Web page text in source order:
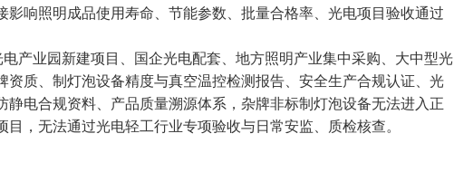
响照明成品使用寿命、节能参数、批量合格率、光电项目验收通过
电产业园新建项目、国企光电配套、地方照明产业集中采购、大中型光
质、制灯泡设备精度与真空温控检测报告、安全生产合规认证、光
电合规资料、产品质量溯源体系，杂牌非标制灯泡设备无法进入正
，无法通过光电轻工行业专项验收与日常安监、质检核查。